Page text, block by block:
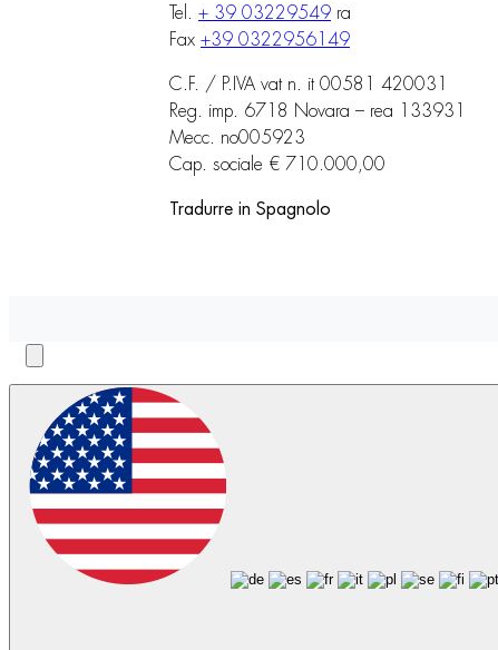
Tel. + 39 03229549 ra
Fax +39 0322956149
C.F. / P.IVA vat n. it 00581 420031
Reg. imp. 6718 Novara – rea 133931
Mecc. no005923
Cap. sociale € 710.000,00
Tradurre in Spagnolo